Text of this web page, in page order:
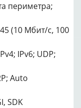
периметра;
(10 Мбит/с, 100
IPv6; UDP;
Auto
SDK